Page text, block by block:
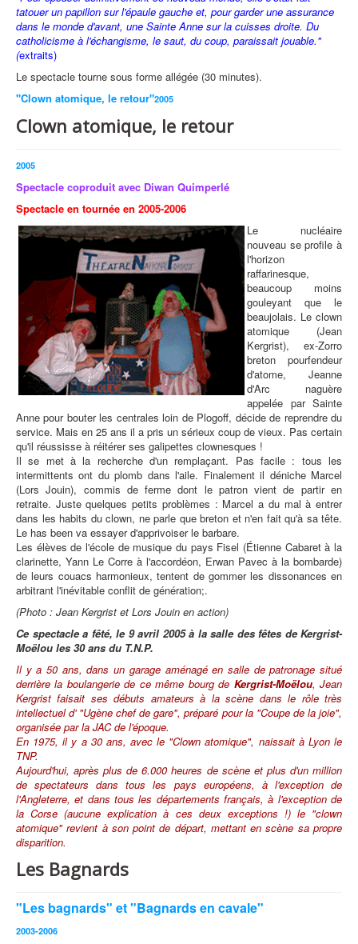
tatouer un papillon sur l'épaule gauche et, pour garder une assurance
dans le monde d'avant, une Sainte Anne sur la cuisses droite. Du
catholicisme à l'échangisme, le saut, du coup, paraissait jouable."
(extraits)
Le spectacle tourne sous forme allégée (30 minutes).
"Clown atomique, le retour"2005
Clown atomique, le retour
2005
Spectacle coproduit avec Diwan Quimperlé
Spectacle en tournée en 2005-2006
Le nucléaire
nouveau se profile à
l'horizon
raffarinesque,
beaucoup moins
gouleyant que le
beaujolais. Le clown
atomique (Jean
Kergrist), ex-Zorro
breton pourfendeur
d'atome, Jeanne
d'Arc naguère
appelée par Sainte
Anne pour bouter les centrales loin de Plogoff, décide de reprendre du
service. Mais en 25 ans il a pris un sérieux coup de vieux. Pas certain
qu'il réussisse à réitérer ses galipettes clownesques !
Il se met à la recherche d'un remplaçant. Pas facile : tous les
intermittents ont du plomb dans l'aile. Finalement il déniche Marcel
(Lors Jouin), commis de ferme dont le patron vient de partir en
retraite. Juste quelques petits problèmes : Marcel a du mal à entrer
dans les habits du clown, ne parle que breton et n'en fait qu'à sa tête.
Le has been va essayer d'apprivoiser le barbare.
Les élèves de l'école de musique du pays Fisel (Étienne Cabaret à la
clarinette, Yann Le Corre à l'accordéon, Erwan Pavec à la bombarde)
de leurs couacs harmonieux, tentent de gommer les dissonances en
arbitrant l'inévitable conflit de génération;.
(Photo : Jean Kergrist et Lors Jouin en action)
Ce spectacle a fêté, le 9 avril 2005 à la salle des fêtes de Kergrist-
Moëlou les 30 ans du T.N.P.
Il y a 50 ans, dans un garage aménagé en salle de patronage situé
derrière la boulangerie de ce même bourg de Kergrist-Moëlou, Jean
Kergrist faisait ses débuts amateurs à la scène dans le rôle très
intellectuel d' "Ugène chef de gare", préparé pour la "Coupe de la joie",
organisée par la JAC de l'époque.
En 1975, il y a 30 ans, avec le "Clown atomique", naissait à Lyon le
TNP.
Aujourd'hui, après plus de 6.000 heures de scène et plus d'un million
de spectateurs dans tous les pays européens, à l'exception de
l'Angleterre, et dans tous les départements français, à l'exception de
la Corse (aucune explication à ces deux exceptions !) le "clown
atomique" revient à son point de départ, mettant en scène sa propre
disparition.
Les Bagnards
"Les bagnards" et "Bagnards en cavale"
2003-2006